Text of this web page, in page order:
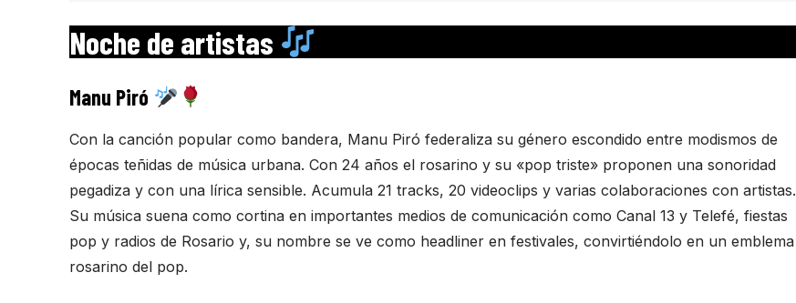
Noche de artistas
Manu Piró
Con la canción popular como bandera, Manu Piró federaliza su género escondido entre modismos de
épocas teñidas de música urbana. Con 24 años el rosarino y su «pop triste» proponen una sonoridad
pegadiza y con una lírica sensible. Acumula 21 tracks, 20 videoclips y varias colaboraciones con artistas.
Su música suena como cortina en importantes medios de comunicación como Canal 13 y Telefé, fiestas
pop y radios de Rosario y, su nombre se ve como headliner en festivales, convirtiéndolo en un emblema
rosarino del pop.